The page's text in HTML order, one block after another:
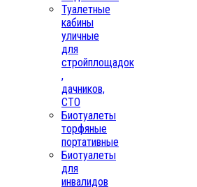
Туалетные
кабины
уличные
для
стройплощадок
,
дачников,
СТО
Биотуалеты
торфяные
портативные
Биотуалеты
для
инвалидов